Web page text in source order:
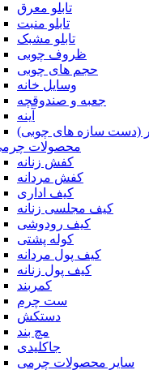
تابلو معرق
تابلو منبت
تابلو مشبک
ظروف چوبی
حجم های چوبی
وسایل خانه
جعبه و صندوقچه
آینه
(دست سازه های چوبی)
محصولات
کفش زنانه
کفش مردانه
کیف اداری
کیف مجلسی زنانه
کیف رودوشی
کوله پشتی
کیف پول مردانه
کیف پول زنانه
کمربند
ست چرم
دستکش
مچ بند
جاکلیدی
سایر محصولات چرمی